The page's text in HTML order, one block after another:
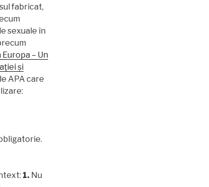
fabricat,
sexuale în
– Un
și
APA care
1. Nu